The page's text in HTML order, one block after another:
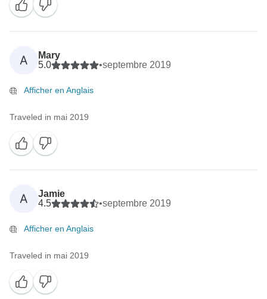
A
Mary
5.0
•septembre 2019
Afficher en Anglais
Traveled in mai 2019
A
Jamie
4.5
•septembre 2019
Afficher en Anglais
Traveled in mai 2019